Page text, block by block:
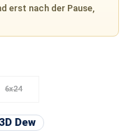
erst nach der Pause,
6x24
Option ist zurzeit nicht
Dew auswählen